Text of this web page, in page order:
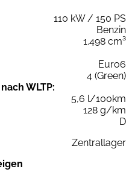
110 kW / 150 PS
Benzin
1.498 cm³
Euro6
4 (Green)
WLTP:
5,6 l/100km
128 g/km
D
Zentrallager